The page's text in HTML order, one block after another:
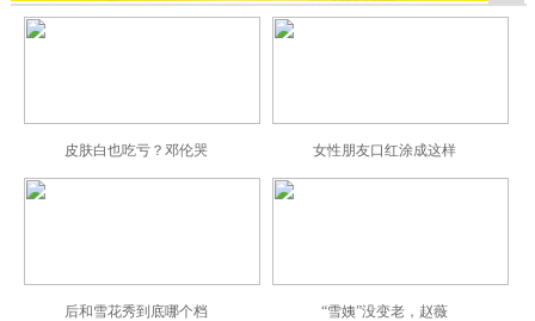
皮肤白也吃亏？邓伦哭 女性朋友口红涂成这样
后和雪花秀到底哪个档 “雪姨”没变老，赵薇